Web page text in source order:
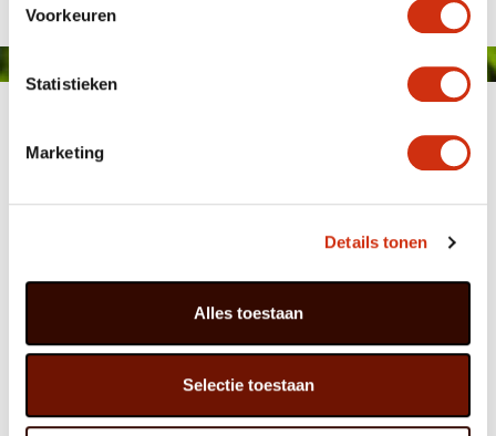
Voorkeuren
Statistieken
Marketing
Details tonen
Alles toestaan
Selectie toestaan
ORGANISATIE
WEBSHOP
NIEUWS